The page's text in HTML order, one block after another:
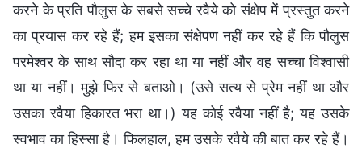
करने के प्रति पौलुस के सबसे सच्चे रवैये को संक्षेप में प्रस्तुत करने
का प्रयास कर रहे हैं; हम इसका संक्षेपण नहीं कर रहे हैं कि पौलुस
परमेश्वर के साथ सौदा कर रहा था या नहीं और वह सच्चा विश्वासी
था या नहीं। मुझे फिर से बताओ। (उसे सत्य से प्रेम नहीं था और
उसका रवैया हिकारत भरा था।) यह कोई रवैया नहीं है; यह उसके
स्वभाव का हिस्सा है। फिलहाल, हम उसके रवैये की बात कर रहे हैं।